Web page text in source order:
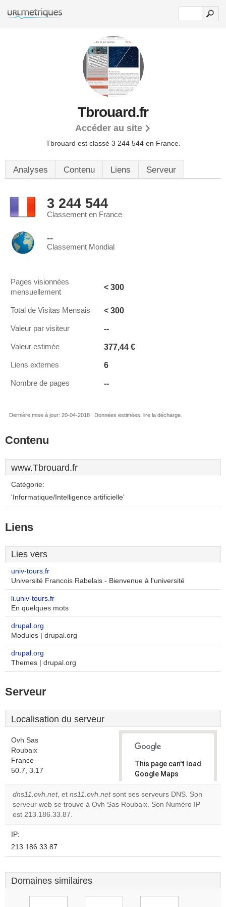
Tbrouard.fr
Accéder au site
Tbrouard est classé 3 244 544 en France.
Analyses Contenu Liens Serveur
3 244 544
Classement en France
--
Classement Mondial
Pages visionnées
mensuellement
< 300
Total de Visitas Mensais < 300
Valeur par visiteur --
Valeur estimée 377,44 €
Liens externes 6
Nombre de pages --
Dernière mise à jour: 20-04-2018 . Données estimées, lire la décharge.
Contenu
www.Tbrouard.fr
Catégorie:
'Informatique/Intelligence artificielle'
Liens
Lies vers
univ-tours.fr
Université Francois Rabelais - Bienvenue à l'université
li.univ-tours.fr
En quelques mots
drupal.org
Modules | drupal.org
drupal.org
Themes | drupal.org
Serveur
Localisation du serveur
Ovh Sas
Roubaix
France
50.7, 3.17
This page can't load
Google Maps
correctly.
Do you
dns11.ovh.net, et ns11.ovh.netsont ses serveurs DNS. Son
serveur web se trouve à Ovh Sas Roubaix. Son Numéro IP
est 213.186.33.87.
IP:
213.186.33.87
Domaines similaires